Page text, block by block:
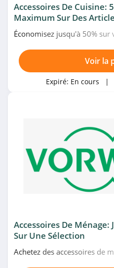
Accessoires De Cuisine:
Maximum Sur Des
Économisez jusqu'à 50%
Vorwerk. Faites-vous plaisir!
Voir la
Expiré: En cours |
Accessoires De Ménage:
Sur Une Sélection
Achetez des accessoires de